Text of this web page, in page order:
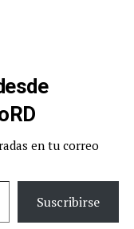
en tu correo
Suscribirse